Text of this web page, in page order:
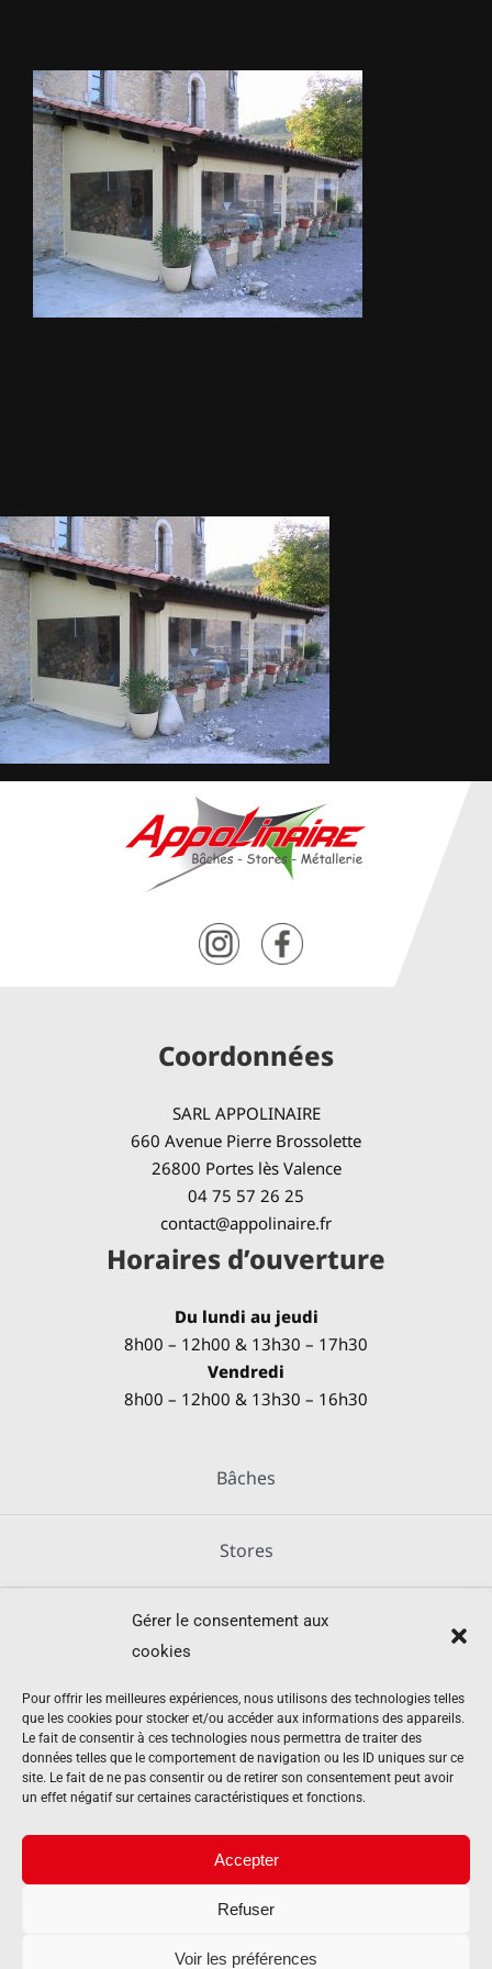
Gérer le consentement aux
cookies
Pour offrir les meilleures expériences, nous utilisons des technologies telles
que les cookies pour stocker et/ou accéder aux informations des appareils.
Le fait de consentir à ces technologies nous permettra de traiter des
données telles que le comportement de navigation ou les ID uniques sur ce
site. Le fait de ne pas consentir ou de retirer son consentement peut avoir
un effet négatif sur certaines caractéristiques et fonctions.
Accepter
Refuser
Voir les préférences
METALLERIE
ÉQUIPEMENTS AGRICOLES
CONTACT
Coordonnées
SARL APPOLINAIRE
660 Avenue Pierre Brossolette
26800 Portes lès Valence
04 75 57 26 25
contact@appolinaire.fr
Horaires d’ouverture
Du lundi au jeudi
8h00 – 12h00 & 13h30 – 17h30
Vendredi
8h00 – 12h00 & 13h30 – 16h30
Bâches
Stores
Métallerie
Équipements agricoles
Mentions légales
Politique de cookies (UE)
Contact